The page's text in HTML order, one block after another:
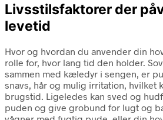
Livsstilsfaktorer der
levetid
Hvor og hvordan du anvender din
rolle for, hvor lang tid den holder.
sammen med kæledyr i sengen, er
snavs, hår og mulig irritation, hvilket
brugstid. Ligeledes kan sved og
puden og give grobund for lugt og